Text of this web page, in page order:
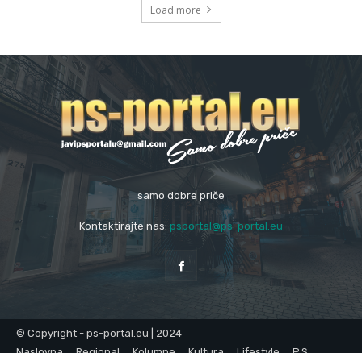
Load more
samo dobre priče
Kontaktirajte nas: psportal@ps-portal.eu
© Copyright - ps-portal.eu | 2024